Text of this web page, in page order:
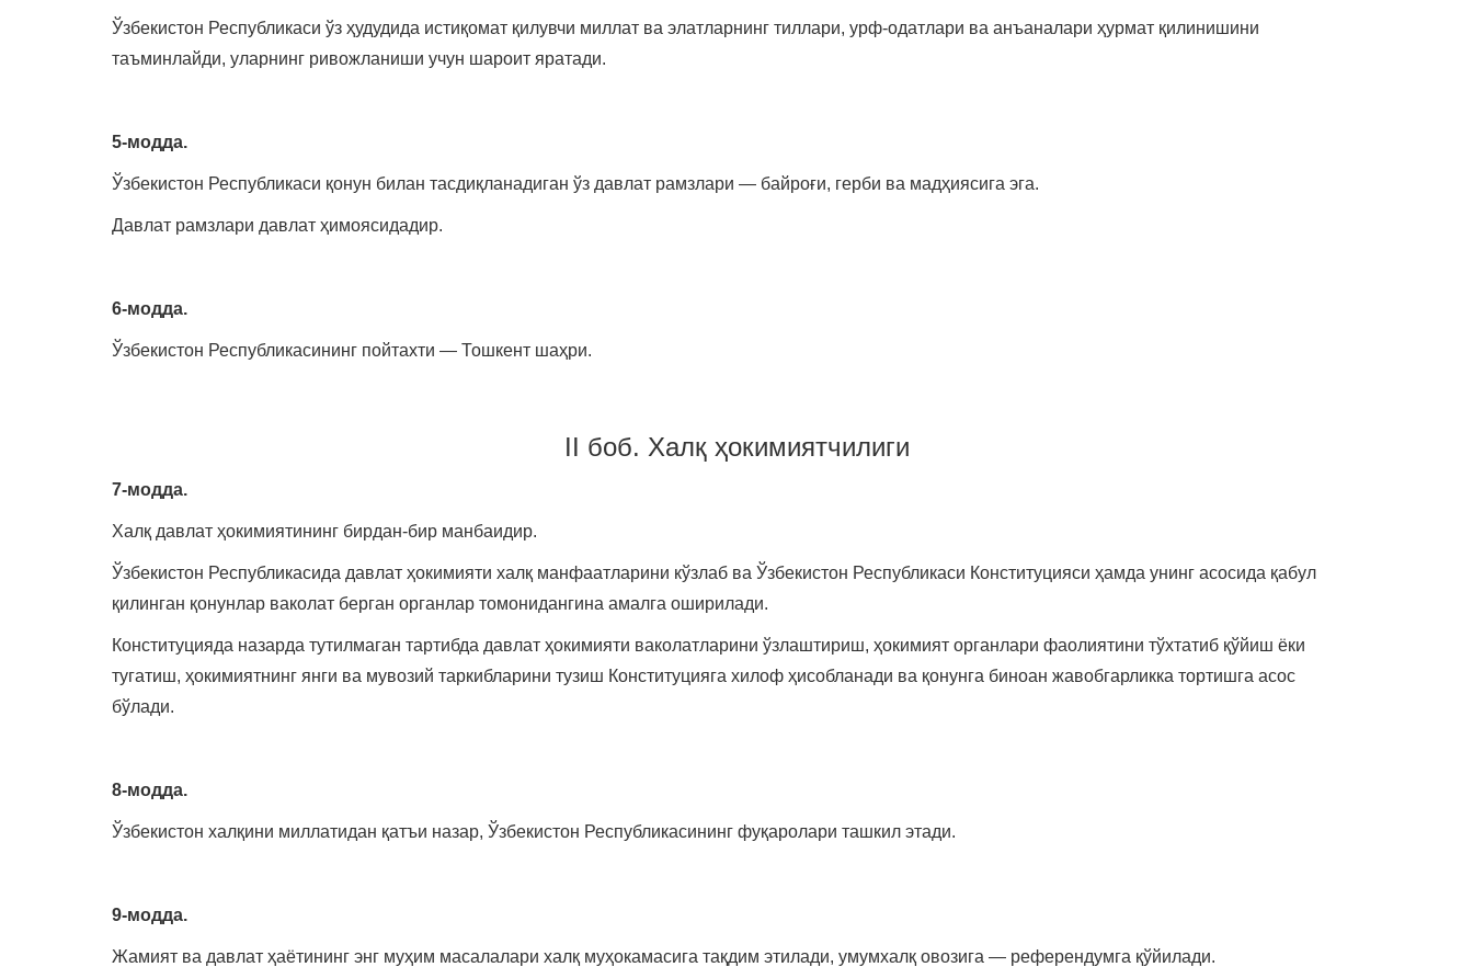
Ўзбекистон Республикаси ўз ҳудудида истиқомат қилувчи миллат ва элатларнинг тиллари, урф-одатлари ва анъаналари ҳурмат қилинишини
таъминлайди, уларнинг ривожланиши учун шароит яратади.
5-модда.
Ўзбекистон Республикаси қонун билан тасдиқланадиган ўз давлат рамзлари — байроғи, герби ва мадҳиясига эга.
Давлат рамзлари давлат ҳимоясидадир.
6-модда.
Ўзбекистон Республикасининг пойтахти — Тошкент шаҳри.
II боб. Халқ ҳокимиятчилиги
7-модда.
Халқ давлат ҳокимиятининг бирдан-бир манбаидир.
Ўзбекистон Республикасида давлат ҳокимияти халқ манфаатларини кўзлаб ва Ўзбекистон Республикаси Конституцияси ҳамда унинг асосида қабул
қилинган қонунлар ваколат берган органлар томонидангина амалга оширилади.
Конституцияда назарда тутилмаган тартибда давлат ҳокимияти ваколатларини ўзлаштириш, ҳокимият органлари фаолиятини тўхтатиб қўйиш ёки
тугатиш, ҳокимиятнинг янги ва мувозий таркибларини тузиш Конституцияга хилоф ҳисобланади ва қонунга биноан жавобгарликка тортишга асос
бўлади.
8-модда.
Ўзбекистон халқини миллатидан қатъи назар, Ўзбекистон Республикасининг фуқаролари ташкил этади.
9-модда.
Жамият ва давлат ҳаётининг энг муҳим масалалари халқ муҳокамасига тақдим этилади, умумхалқ овозига — референдумга қўйилади.